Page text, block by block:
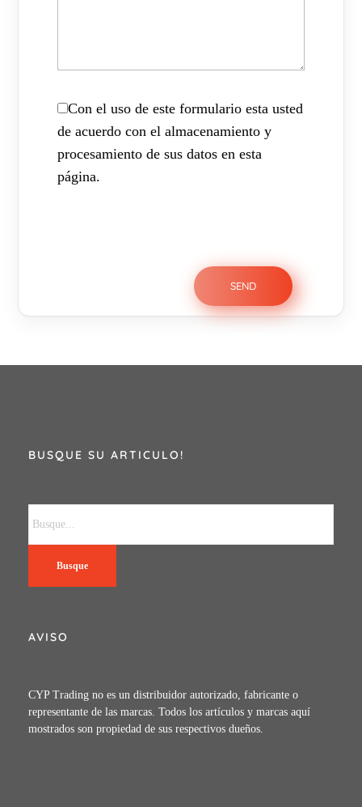
Con el uso de este formulario esta usted
de acuerdo con el almacenamiento y
procesamiento de sus datos en esta
página.
BUSQUE SU ARTICULO!
Busque
AVISO
CYP Trading no es un distribuidor autorizado, fabricante o
representante de las marcas. Todos los artículos y marcas aquí
mostrados son propiedad de sus respectivos dueños.